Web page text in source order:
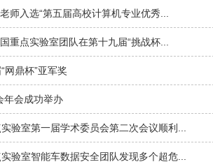
师入选“第五届高校计算机专业优秀...
重点实验室团队在第十九届“挑战杯...
网鼎杯”亚军奖
年会成功举办
验室第一届学术委员会第二次会议顺利...
验室智能车数据安全团队发现多个超危...